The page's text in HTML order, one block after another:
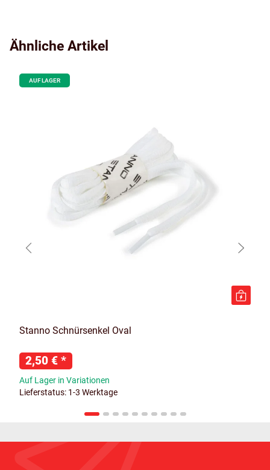
Ähnliche Artikel
AUF LAGER
Stanno Schnürsenkel Oval
2,50 € *
Auf Lager in Variationen
Lieferstatus: 1-3 Werktage